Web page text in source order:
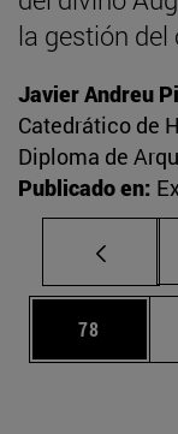
la gestión
Javier Andreu
Catedrático de
Diploma de
Publicado en:
Página
78